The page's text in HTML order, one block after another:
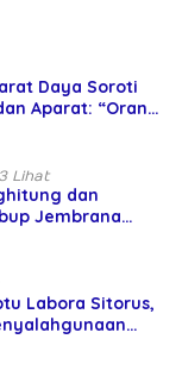
Daya Soroti
Aparat: “Orang
Lihat
dan
Jembrana
Labora Sitorus,